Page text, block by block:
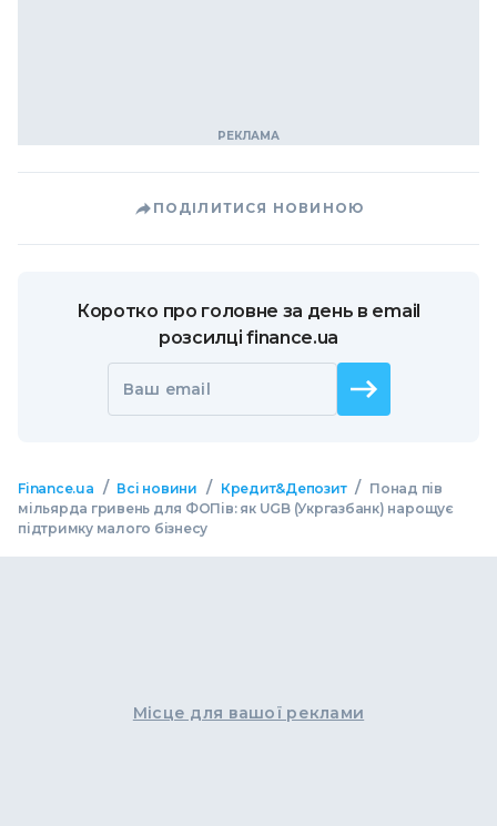
ПОДІЛИТИСЯ НОВИНОЮ
Коротко про головне за день в email
розсилці finance.ua
Ваш email
Finance.ua / Всі новини / Кредит&Депозит / Понад пів
мільярда гривень для ФОПів: як UGB (Укргазбанк) нарощує
підтримку малого бізнесу
Місце для вашої реклами